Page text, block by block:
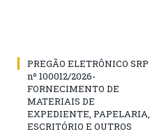
PREGÃO ELETRÔNICO SRP
nº 100012/2026-
FORNECIMENTO DE
MATERIAIS DE
EXPEDIENTE, PAPELARIA,
ESCRITÓRIO E OUTROS